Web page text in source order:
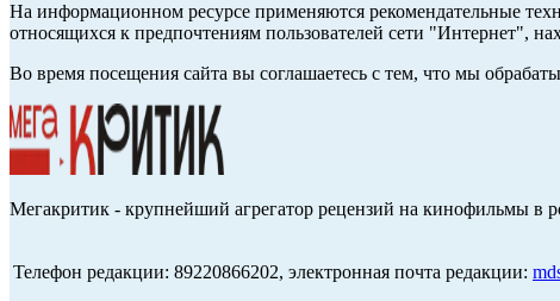
На информационном ресурсе применяются рекомендательные
относящихся к предпочтениям пользователей сети "Интернет",
Во время посещения сайта вы соглашаетесь с тем, что мы
Мегакритик - крупнейший агрегатор рецензий на кинофильмы в
Телефон редакции: 89220866202, электронная почта редакции: